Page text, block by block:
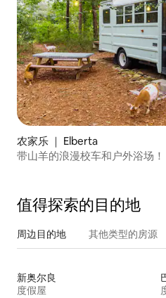
农家乐 ｜ Elberta
带山羊的浪漫校车和户外浴场！
值得探索的目的地
周边目的地 其他类型的房源
新奥尔良
度假屋